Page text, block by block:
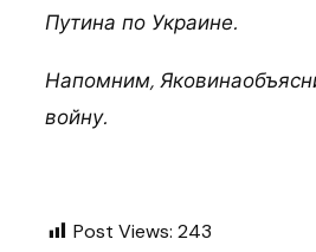
Путина по Украине.
Напомним,
войну.
Post Views: 243